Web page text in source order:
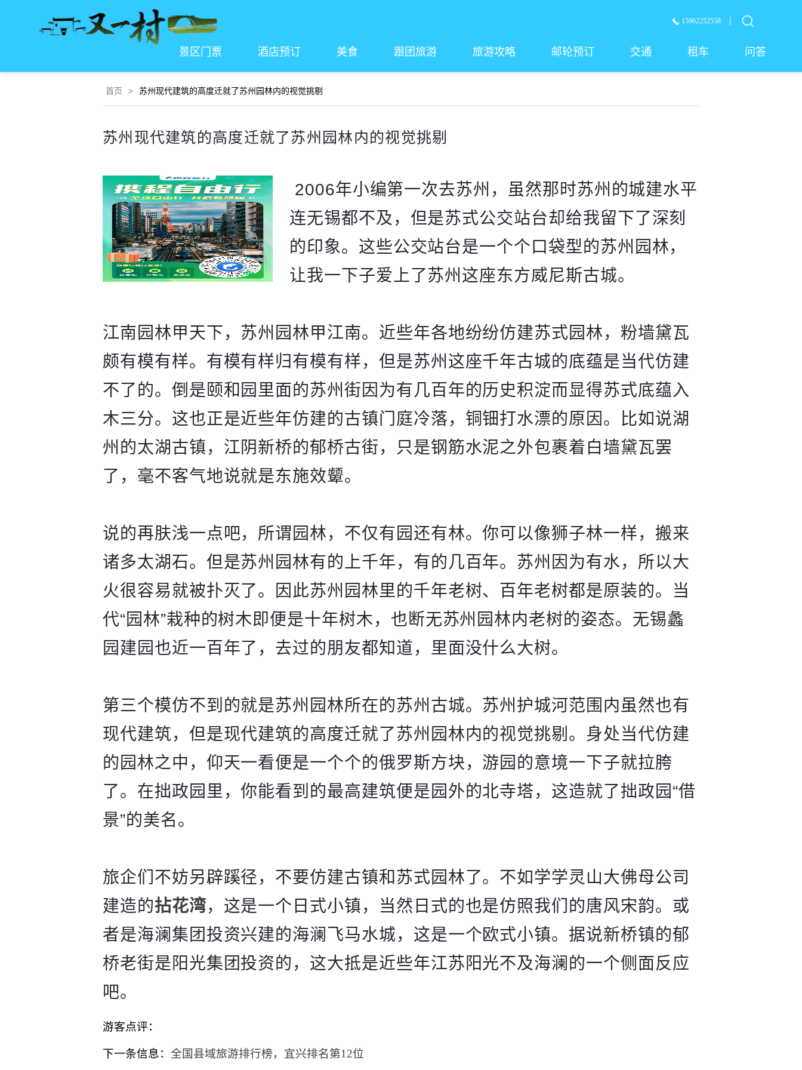
15962252558
景区门票 酒店预订 美食 跟团旅游 旅游攻略 邮轮预订 交通 租车 问答
首页 > 苏州现代建筑的高度迁就了苏州园林内的视觉挑剔
苏州现代建筑的高度迁就了苏州园林内的视觉挑剔
2006年小编第一次去苏州，虽然那时苏州的城建水平
连无锡都不及，但是苏式公交站台却给我留下了深刻
的印象。这些公交站台是一个个口袋型的苏州园林，
让我一下子爱上了苏州这座东方威尼斯古城。
江南园林甲天下，苏州园林甲江南。近些年各地纷纷仿建苏式园林，粉墙黛瓦
颇有模有样。有模有样归有模有样，但是苏州这座千年古城的底蕴是当代仿建
不了的。倒是颐和园里面的苏州街因为有几百年的历史积淀而显得苏式底蕴入
木三分。这也正是近些年仿建的古镇门庭冷落，铜钿打水漂的原因。比如说湖
州的太湖古镇，江阴新桥的郁桥古街，只是钢筋水泥之外包裹着白墙黛瓦罢
了，毫不客气地说就是东施效颦。
说的再肤浅一点吧，所谓园林，不仅有园还有林。你可以像狮子林一样，搬来
诸多太湖石。但是苏州园林有的上千年，有的几百年。苏州因为有水，所以大
火很容易就被扑灭了。因此苏州园林里的千年老树、百年老树都是原装的。当
代“园林”栽种的树木即便是十年树木，也断无苏州园林内老树的姿态。无锡蠡
园建园也近一百年了，去过的朋友都知道，里面没什么大树。
第三个模仿不到的就是苏州园林所在的苏州古城。苏州护城河范围内虽然也有
现代建筑，但是现代建筑的高度迁就了苏州园林内的视觉挑剔。身处当代仿建
的园林之中，仰天一看便是一个个的俄罗斯方块，游园的意境一下子就拉胯
了。在拙政园里，你能看到的最高建筑便是园外的北寺塔，这造就了拙政园“借
景”的美名。
旅企们不妨另辟蹊径，不要仿建古镇和苏式园林了。不如学学灵山大佛母公司
建造的拈花湾，这是一个日式小镇，当然日式的也是仿照我们的唐风宋韵。或
者是海澜集团投资兴建的海澜飞马水城，这是一个欧式小镇。据说新桥镇的郁
桥老街是阳光集团投资的，这大抵是近些年江苏阳光不及海澜的一个侧面反应
吧。
游客点评：
下一条信息： 全国县域旅游排行榜，宜兴排名第12位